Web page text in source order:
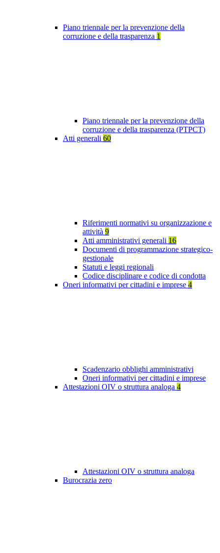
Piano triennale per la prevenzione della
corruzione e della trasparenza 1
Piano triennale per la prevenzione della
corruzione e della trasparenza (PTPCT)
Atti generali 60
Riferimenti normativi su organizzazione e
attività 9
Atti amministrativi generali 16
Documenti di programmazione strategico-
gestionale
Statuti e leggi regionali
Codice disciplinare e codice di condotta
Oneri informativi per cittadini e imprese 4
Scadenzario obblighi amministrativi
Oneri informativi per cittadini e imprese
Attestazioni OIV o struttura analoga 4
Attestazioni OIV o struttura analoga
Burocrazia zero